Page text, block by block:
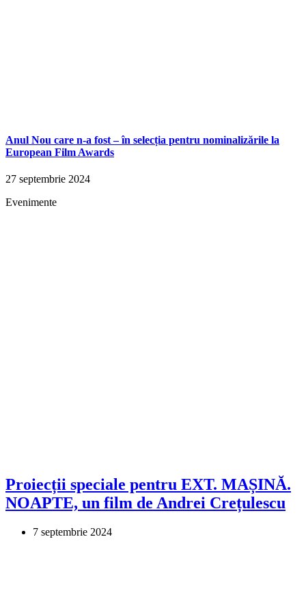
Anul Nou care n-a fost – în selecția pentru nominalizările la
European Film Awards
27 septembrie 2024
Evenimente
Proiecții speciale pentru EXT. MAȘINĂ.
NOAPTE, un film de Andrei Crețulescu
7 septembrie 2024